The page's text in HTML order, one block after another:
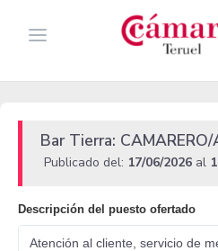
Bar Tierra:
Publicado del: 17/06/2026 al
Descripción del puesto ofertado
Atención al cliente, servicio de